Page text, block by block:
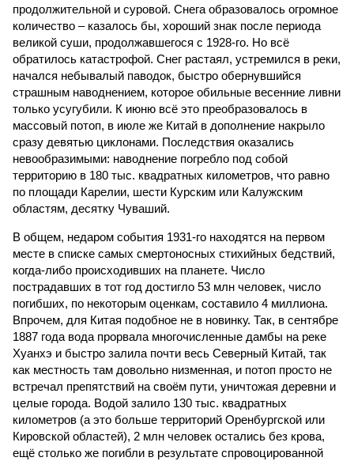
продолжительной и суровой. Снега образовалось огромное
количество – казалось бы, хороший знак после периода
великой суши, продолжавшегося с 1928-го. Но всё
обратилось катастрофой. Снег растаял, устремился в реки,
начался небывалый паводок, быстро обернувшийся
страшным наводнением, которое обильные весенние ливни
только усугубили. К июню всё это преобразовалось в
массовый потоп, в июле же Китай в дополнение накрыло
сразу девятью циклонами. Последствия оказались
невообразимыми: наводнение погребло под собой
территорию в 180 тыс. квадратных километров, что равно
по площади Карелии, шести Курским или Калужским
областям, десятку Чуваший.
В общем, недаром события 1931-го находятся на первом
месте в списке самых смертоносных стихийных бедствий,
когда-либо происходивших на планете. Число
пострадавших в тот год достигло 53 млн человек, число
погибших, по некоторым оценкам, составило 4 миллиона.
Впрочем, для Китая подобное не в новинку. Так, в сентябре
1887 года вода прорвала многочисленные дамбы на реке
Хуанхэ и быстро залила почти весь Северный Китай, так
как местность там довольно низменная, и потоп просто не
встречал препятствий на своём пути, уничтожая деревни и
целые города. Водой залило 130 тыс. квадратных
километров (а это больше территорий Оренбургской или
Кировской областей), 2 млн человек остались без крова,
ещё столько же погибли в результате спровоцированной